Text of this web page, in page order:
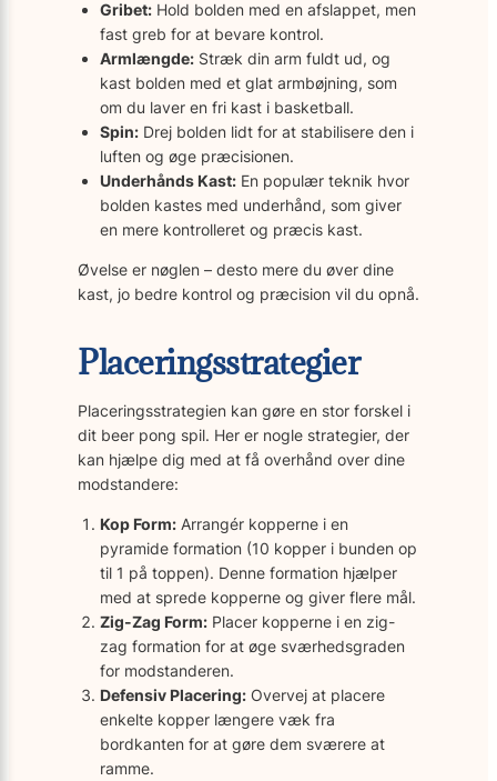
Gribet: Hold bolden med en afslappet, men
fast greb for at bevare kontrol.
Armlængde: Stræk din arm fuldt ud, og
kast bolden med et glat armbøjning, som
om du laver en fri kast i basketball.
Spin: Drej bolden lidt for at stabilisere den i
luften og øge præcisionen.
Underhånds Kast: En populær teknik hvor
bolden kastes med underhånd, som giver
en mere kontrolleret og præcis kast.
Øvelse er nøglen – desto mere du øver dine
kast, jo bedre kontrol og præcision vil du opnå.
Placeringsstrategier
Placeringsstrategien kan gøre en stor forskel i
dit beer pong spil. Her er nogle strategier, der
kan hjælpe dig med at få overhånd over dine
modstandere:
Kop Form: Arrangér kopperne i en
pyramide formation (10 kopper i bunden op
til 1 på toppen). Denne formation hjælper
med at sprede kopperne og giver flere mål.
Zig-Zag Form: Placer kopperne i en zig-
zag formation for at øge sværhedsgraden
for modstanderen.
Defensiv Placering: Overvej at placere
enkelte kopper længere væk fra
bordkanten for at gøre dem sværere at
ramme.